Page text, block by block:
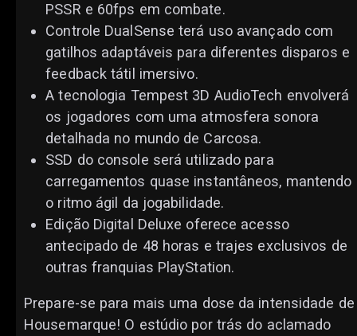
PSSR e 60fps em combate.
Controle DualSense terá uso avançado com
gatilhos adaptáveis para diferentes disparos e
feedback tátil imersivo.
A tecnologia Tempest 3D AudioTech envolverá
os jogadores com uma atmosfera sonora
detalhada no mundo de Carcosa.
SSD do console será utilizado para
carregamentos quase instantâneos, mantendo
o ritmo ágil da jogabilidade.
Edição Digital Deluxe oferece acesso
antecipado de 48 horas e trajes exclusivos de
outras franquias PlayStation.
Prepare-se para mais uma dose da intensidade de
Housemarque! O estúdio por trás do aclamado